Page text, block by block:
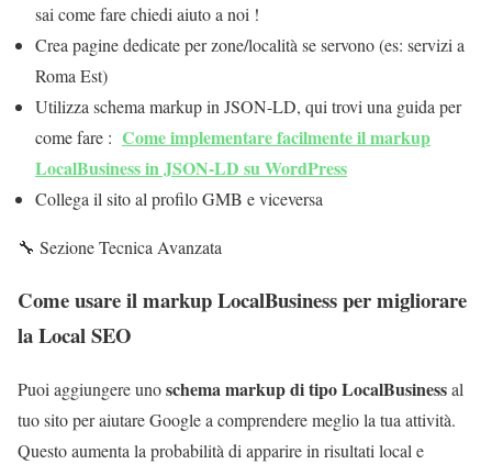
sai come fare chiedi aiuto a noi !
Crea pagine dedicate per zone/località se servono (es: servizi a
Roma Est)
Utilizza schema markup in JSON-LD, qui trovi una guida per
come fare : Come implementare facilmente il markup
LocalBusiness in JSON-LD su WordPress
Collega il sito al profilo GMB e viceversa
🔧 Sezione Tecnica Avanzata
Come usare il markup LocalBusiness per migliorare
la Local SEO
Puoi aggiungere unoschema markup di tipo LocalBusinessal
tuo sito per aiutare Google a comprendere meglio la tua attività.
Questo aumenta la probabilità di apparire in risultati local e